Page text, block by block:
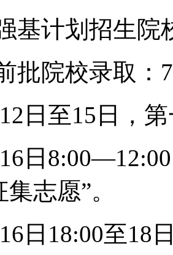
基计划招生院
批院校录取：
12日至15日，
16日
志愿”。
16日18:00至18